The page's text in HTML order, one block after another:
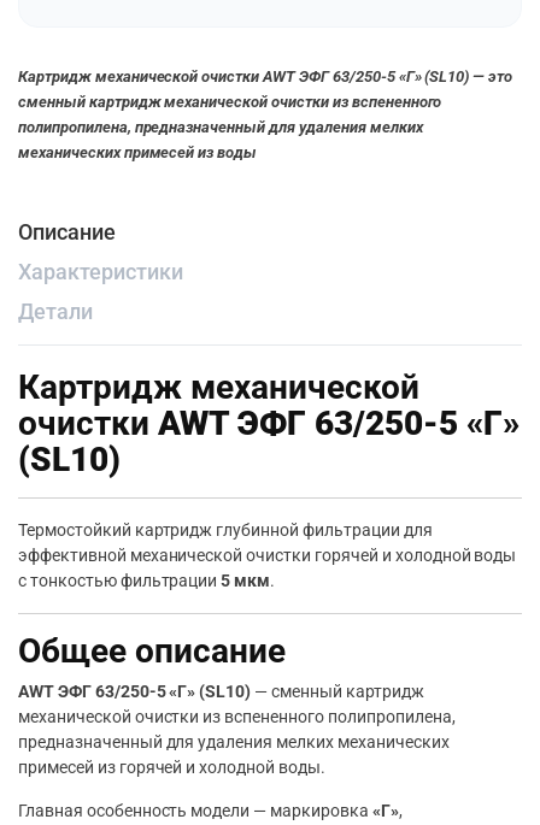
Картридж механической очисткиAWT ЭФГ 63/250-5 «Г» (SL10) — это
сменный картридж механической очистки из вспененного
полипропилена, предназначенный для удаления мелких
механических примесей из воды
Описание
Характеристики
Детали
Картридж механической
очистки AWT ЭФГ 63/250-5 «Г»
(SL10)
Термостойкий картридж глубинной фильтрации для
эффективной механической очистки горячей и холодной воды
с тонкостью фильтрации5 мкм.
Общее описание
AWT ЭФГ 63/250-5 «Г» (SL10) — сменный картридж
механической очистки из вспененного полипропилена,
предназначенный для удаления мелких механических
примесей из горячей и холодной воды.
Главная особенность модели — маркировка «Г»,